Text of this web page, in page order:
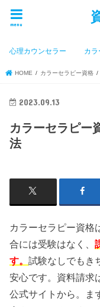
menu
心理カウンセラー カラ
HOME カラーセラピー資格
2023.09.13
カラーセラピー
法
カラーセラピー資格
合には受験はなく、
す。試験なしでもき
安心です。資料請求
公式サイトから。ま